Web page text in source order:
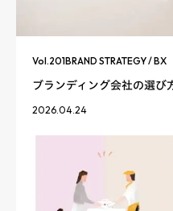
Vol.201BRAND STRATEGY / BX
ブランディング会社の選び
2026.04.24